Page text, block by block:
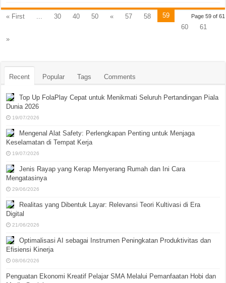
Page 59 of 61
« First 30 40 50 « 57 58
59
60
61
»
Recent Popular Tags Comments
Top Up FolaPlay Cepat untuk Menikmati Seluruh Pertandingan Piala
Dunia 2026
19/07/2026
Mengenal Alat Safety: Perlengkapan Penting untuk Menjaga
Keselamatan di Tempat Kerja
19/07/2026
Jenis Rayap yang Kerap Menyerang Rumah dan Ini Cara
Mengatasinya
29/06/2026
Realitas yang Dibentuk Layar: Relevansi Teori Kultivasi di Era
Digital
21/06/2026
Optimalisasi AI sebagai Instrumen Peningkatan Produktivitas dan
Efisiensi Kinerja
08/06/2026
Penguatan Ekonomi Kreatif Pelajar SMA Melalui Pemanfaatan Hobi dan